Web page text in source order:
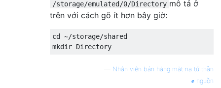
/storage/emulated/0/Directory mô tả ở
trên với cách gõ ít hơn bây giờ:
cd ~/storage/shared
— Nhân viên bán hàng mặt nạ tử thần
nguồn